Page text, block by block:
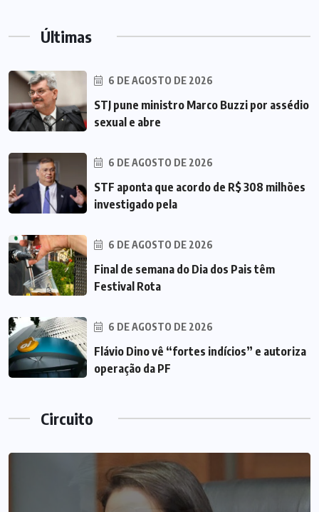
Últimas
6 DE AGOSTO DE 2026
STJ pune ministro Marco Buzzi por assédio
sexual e abre
6 DE AGOSTO DE 2026
STF aponta que acordo de R$ 308 milhões
investigado pela
6 DE AGOSTO DE 2026
Final de semana do Dia dos Pais têm
Festival Rota
6 DE AGOSTO DE 2026
Flávio Dino vê “fortes indícios” e autoriza
operação da PF
Circuito